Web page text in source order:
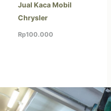
Jual Kaca Mobil
Chrysler
Rp100.000